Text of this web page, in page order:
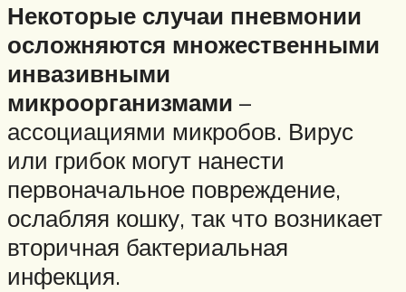
Некоторые случаи пневмонии
осложняются множественными
инвазивными
микроорганизмами –
ассоциациями микробов. Вирус
или грибок могут нанести
первоначальное повреждение,
ослабляя кошку, так что возникает
вторичная бактериальная
инфекция.